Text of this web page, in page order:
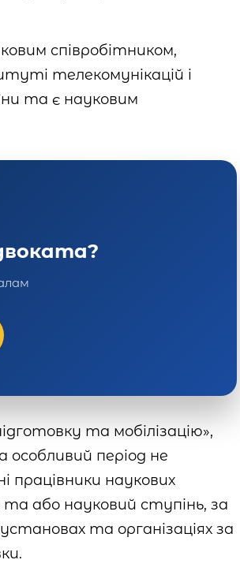
співробітником,
телекомунікацій і
та є науковим
та мобілізацію»,
особливий період не
працівники наукових
або науковий ступінь, за
та організаціях за